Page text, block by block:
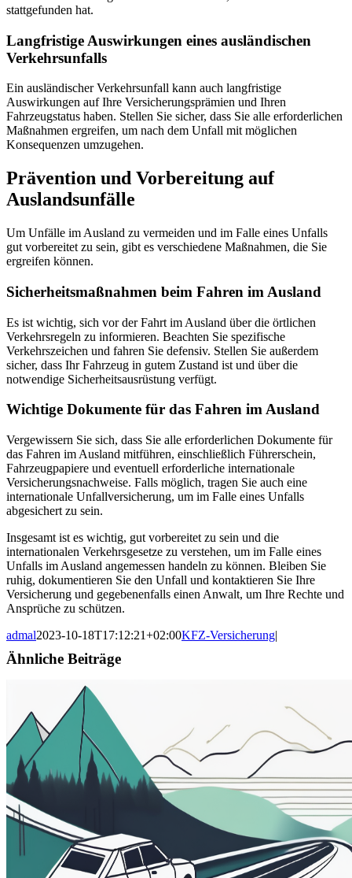
stattgefunden hat.
Langfristige Auswirkungen eines ausländischen
Verkehrsunfalls
Ein ausländischer Verkehrsunfall kann auch langfristige
Auswirkungen auf Ihre Versicherungsprämien und Ihren
Fahrzeugstatus haben. Stellen Sie sicher, dass Sie alle erforderlichen
Maßnahmen ergreifen, um nach dem Unfall mit möglichen
Konsequenzen umzugehen.
Prävention und Vorbereitung auf
Auslandsunfälle
Um Unfälle im Ausland zu vermeiden und im Falle eines Unfalls
gut vorbereitet zu sein, gibt es verschiedene Maßnahmen, die Sie
ergreifen können.
Sicherheitsmaßnahmen beim Fahren im Ausland
Es ist wichtig, sich vor der Fahrt im Ausland über die örtlichen
Verkehrsregeln zu informieren. Beachten Sie spezifische
Verkehrszeichen und fahren Sie defensiv. Stellen Sie außerdem
sicher, dass Ihr Fahrzeug in gutem Zustand ist und über die
notwendige Sicherheitsausrüstung verfügt.
Wichtige Dokumente für das Fahren im Ausland
Vergewissern Sie sich, dass Sie alle erforderlichen Dokumente für
das Fahren im Ausland mitführen, einschließlich Führerschein,
Fahrzeugpapiere und eventuell erforderliche internationale
Versicherungsnachweise. Falls möglich, tragen Sie auch eine
internationale Unfallversicherung, um im Falle eines Unfalls
abgesichert zu sein.
Insgesamt ist es wichtig, gut vorbereitet zu sein und die
internationalen Verkehrsgesetze zu verstehen, um im Falle eines
Unfalls im Ausland angemessen handeln zu können. Bleiben Sie
ruhig, dokumentieren Sie den Unfall und kontaktieren Sie Ihre
Versicherung und gegebenenfalls einen Anwalt, um Ihre Rechte und
Ansprüche zu schützen.
admal2023-10-18T17:12:21+02:00KFZ-Versicherung|
Ähnliche Beiträge